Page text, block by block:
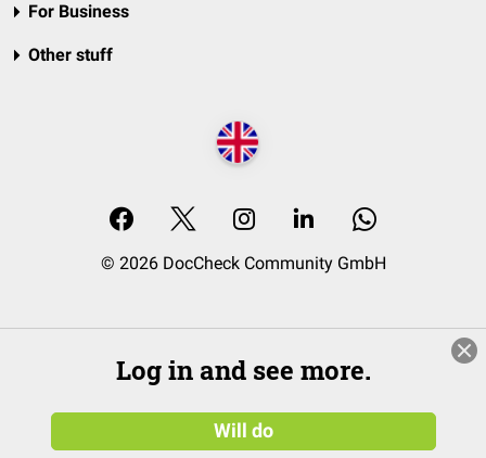
For Business
Other stuff
© 2026 DocCheck Community GmbH
Log in and see more.
Will do